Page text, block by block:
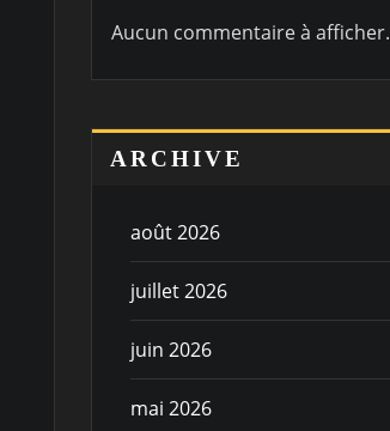
Aucun commentaire à afficher.
ARCHIVE
août 2026
juillet 2026
juin 2026
mai 2026